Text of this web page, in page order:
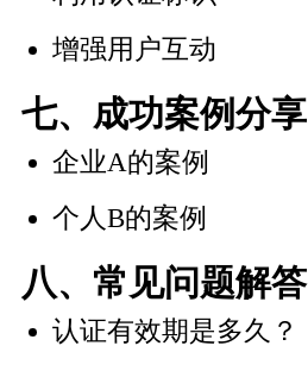
增强用户互动
七、成功案例分享
企业A的案例
个人B的案例
八、常见问题解答
认证有效期是多久？